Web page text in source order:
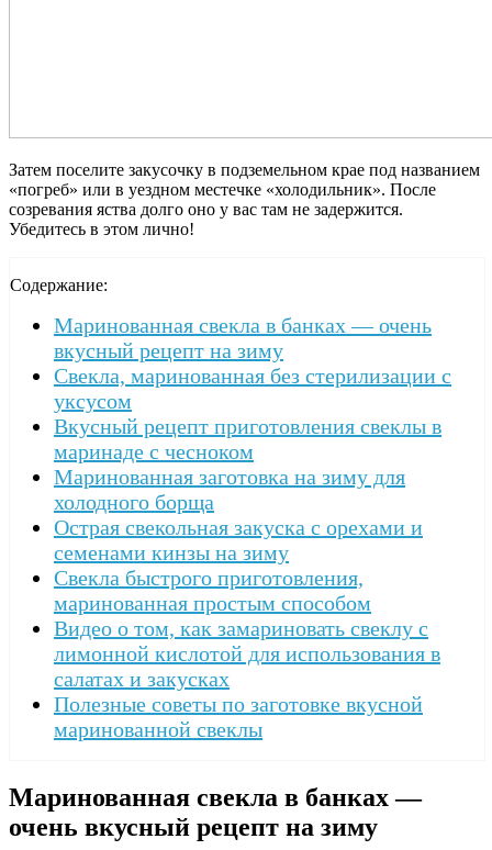
Затем поселите закусочку в подземельном крае под названием
«погреб» или в уездном местечке «холодильник». После
созревания яства долго оно у вас там не задержится.
Убедитесь в этом лично!
Содержание:
Маринованная свекла в банках — очень
вкусный рецепт на зиму
Свекла, маринованная без стерилизации с
уксусом
Вкусный рецепт приготовления свеклы в
маринаде с чесноком
Маринованная заготовка на зиму для
холодного борща
Острая свекольная закуска с орехами и
семенами кинзы на зиму
Свекла быстрого приготовления,
маринованная простым способом
Видео о том, как замариновать свеклу с
лимонной кислотой для использования в
салатах и закусках
Полезные советы по заготовке вкусной
маринованной свеклы
Маринованная свекла в банках —
очень вкусный рецепт на зиму